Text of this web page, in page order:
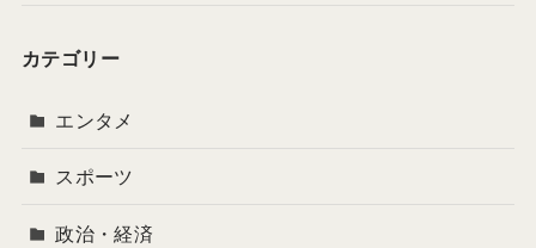
カテゴリー
エンタメ
スポーツ
政治・経済